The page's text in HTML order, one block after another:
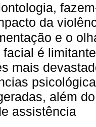
da
e o
facial é
mais
além
assistência